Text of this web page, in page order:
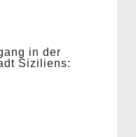
in der
Siziliens: